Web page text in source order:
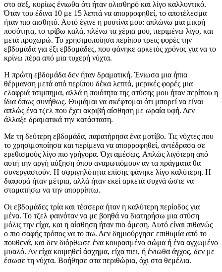
στο σεξ, κυρίως ένιωθα ότι ήταν ολισθηρό και λίγο καλλυντικό.
Όταν του έδινα 10 με 15 λεπτά να απορροφηθεί, το αποτέλεσμα
ήταν πιο αισθητό. Αυτό έγινε η ρουτίνα μου: απλώνω μια μικρή
ποσότητα, το τρίβω καλά, πλένω τα χέρια μου, περιμένω λίγο, και
μετά προχωρώ. Το χρησιμοποίησα περίπου τρεις φορές την
εβδομάδα για έξι εβδομάδες, που φάνηκε αρκετός χρόνος για να το
κρίνω πέρα από μια τυχερή νύχτα.
Η πρώτη εβδομάδα δεν ήταν δραματική. Ένιωσα μια ήπια
θέρμανση μετά από περίπου δέκα λεπτά, μερικές φορές μια
ελαφριά τσιμπημα, αλλά η ποιότητα της στύσης μου ήταν περίπου η
ίδια όπως συνήθως. Θυμάμαι να σκέφτομαι ότι μπορεί να είναι
απλώς ένα τζελ που έχει ακριβή αίσθηση με ωραία υφή. Δεν
άλλαξε δραματικά την κατάσταση.
Με τη δεύτερη εβδομάδα, παρατήρησα ένα μοτίβο. Τις νύχτες που
το χρησιμοποίησα και περίμενα να απορροφηθεί, αντέδρασα σε
ερεθισμούς λίγο πιο γρήγορα. Όχι αμέσως. Απλώς λιγότερη από
αυτή την αργή αύξηση όπου αναρωτιόμουν αν τα πράγματα θα
συνεργαστούν. Η σφριγηλότητα επίσης φάνηκε λίγο καλύτερη. Η
διαφορά ήταν μέτρια, αλλά ήταν εκεί αρκετά συχνά ώστε να
σταματήσω να την απορρίπτω.
Οι εβδομάδες τρία και τέσσερα ήταν η καλύτερη περίοδος για
μένα. Το τζελ φαινόταν να με βοηθά να διατηρήσω μια στύση
μόλις την είχα, και η αίσθηση ήταν πιο άμεση. Αυτό είναι πιθανώς
ο πιο σαφής τρόπος να το πω. Δεν δημιούργησε επιθυμία από το
πουθενά, και δεν διόρθωσε ένα κουρασμένο σώμα ή ένα αγχωμένο
μυαλό. Αν είχα κοιμηθεί άσχημα, είχα πιει, ή ένιωθα άγχος, δεν με
έσωσε τη νύχτα. Βοήθησε στα περιθώρια, όχι στα θεμέλια.